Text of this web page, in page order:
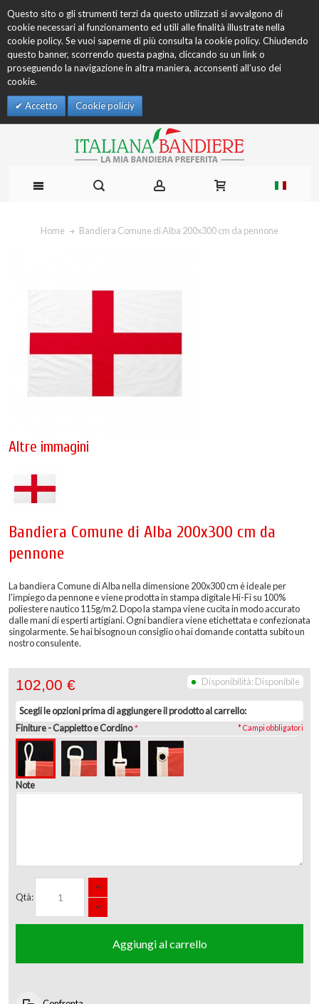
Questo sito o gli strumenti terzi da questo utilizzati si avvalgono di
cookie necessari al funzionamento ed utili alle finalità illustrate nella
cookie policy. Se vuoi saperne di più consulta la cookie policy. Chiudendo
questo banner, scorrendo questa pagina, cliccando su un link o
proseguendo la navigazione in altra maniera, acconsenti all’uso dei
cookie.
Accetto Cookie policiy
Home Bandiera Comune di Alba 200x300 cm da pennone
Altre immagini
Bandiera Comune di Alba 200x300 cm da
pennone
La bandiera Comune di Alba nella dimensione 200x300 cm è ideale per
l'impiego da pennone e viene prodotta in stampa digitale Hi-Fi su 100%
poliestere nautico 115g/m2. Dopo la stampa viene cucita in modo accurato
dalle mani di esperti artigiani. Ogni bandiera viene etichettata e confezionata
singolarmente. Se hai bisogno un consiglio o hai domande contatta subito un
nostro consulente.
Disponibilità: Disponibile
102,00 €
Scegli le opzioni prima di aggiungere il prodotto al carrello:
Finiture- Cappietto e Cordino
Note
* Campi obbligatori
Qtà:
Aggiungi al carrello